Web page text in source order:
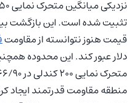
تثبیت شده است. این بازگشت
قیمت هنوز نتوانسته از مقاومت
دلار عبور کند. این محدوده
منطقه مقاومت قدرتمند ایجاد